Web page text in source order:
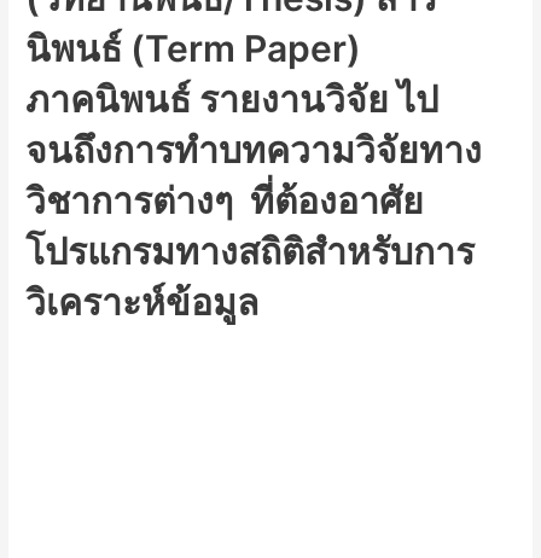
นิพนธ์ (Term Paper)
ภาคนิพนธ์ รายงานวิจัย ไป
จนถึงการทำบทความวิจัยทาง
วิชาการต่างๆ ที่ต้องอาศัย
โปรแกรมทางสถิติสำหรับการ
วิเคราะห์ข้อมูล